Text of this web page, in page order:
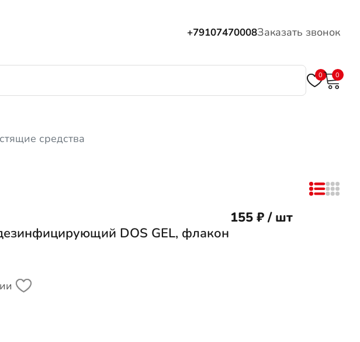
+79107470008Заказать звонок
0 0
средства
DOS GEL, флакон
155 ₽ / шт